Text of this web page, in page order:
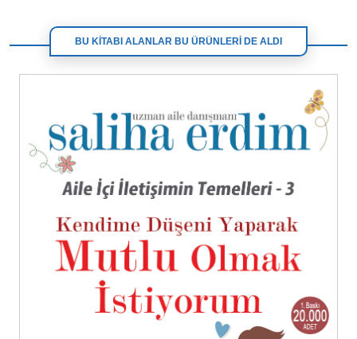
BU KİTABI ALANLAR BU ÜRÜNLERİ DE ALDI